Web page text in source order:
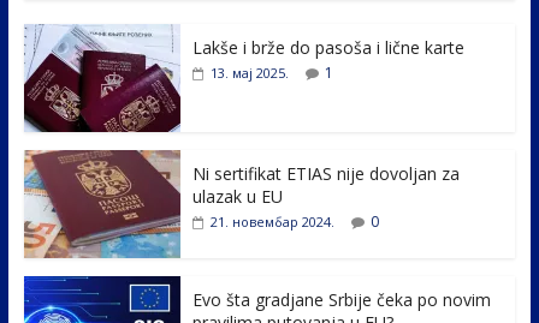
e
b
o
o
k
itt
er e
er ar
e
Lakše i brže do pasoša i lične karte
13. мај 2025. 1
Ni sertifikat ETIAS nije dovoljan za
ulazak u EU
21. новембар 2024. 0
Evo šta gradjane Srbije čeka po novim